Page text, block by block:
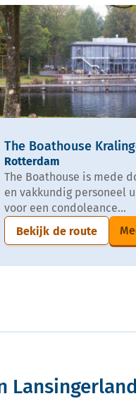
The Boathouse
Rotterdam
The Boathouse is mede
en vakkundig personeel
voor een condoleance...
Bekijk de route